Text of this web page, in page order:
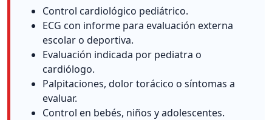
Control cardiológico pediátrico.
ECG con informe para evaluación externa
escolar o deportiva.
Evaluación indicada por pediatra o
cardiólogo.
Palpitaciones, dolor torácico o síntomas a
evaluar.
Control en bebés, niños y adolescentes.